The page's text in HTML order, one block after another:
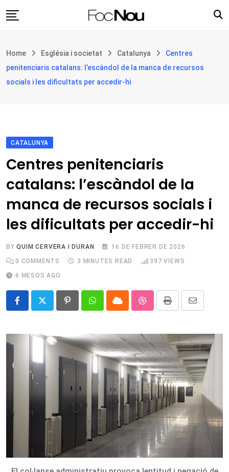
to
Filosofia i teologia
Cultura
Botiga
Home Església i societat Catalunya
Centres
penitenciaris catalans: l’escàndol de la manca de recursos
socials i les dificultats per accedir-hi
CATALUNYA
Centres penitenciaris
catalans: l’escàndol de la
manca de recursos socials i
les dificultats per accedir-hi
BYQUIM CERVERA I DURAN
16 DE FEBRER DE 2026
0 COMMENTS 3 MINUTES READ 397 VIEWS
6 MESOS AGO
PinterestWhatsappCloud StumbleUpon
Print
Share
Email